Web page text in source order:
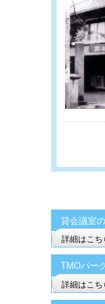
貸会議室
詳細はこち
TMOパー
詳細はこち